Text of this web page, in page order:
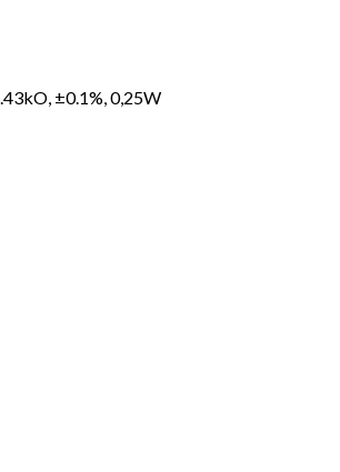
±0.1%, 0,25W